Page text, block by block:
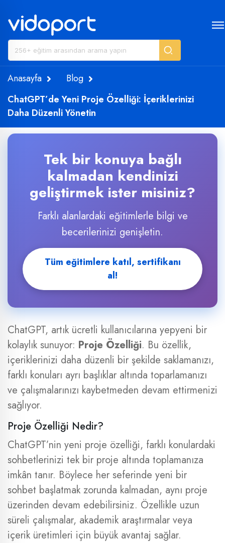
Anasayfa
Blog
ChatGPT’de Yeni Proje Özelliği: İçeriklerinizi
Daha Düzenli Yönetin
Tek bir konuya bağlı
kalmadan kendinizi
geliştirmek ister misiniz?
Farklı alanlardaki eğitimlerle bilgi ve
becerilerinizi genişletin.
Tüm eğitimlere katıl, sertifikanı
al!
ChatGPT, artık ücretli kullanıcılarına yepyeni bir
kolaylık sunuyor: Proje Özelliği. Bu özellik,
içeriklerinizi daha düzenli bir şekilde saklamanızı,
farklı konuları ayrı başlıklar altında toparlamanızı
ve çalışmalarınızı kaybetmeden devam ettirmenizi
sağlıyor.
Proje Özelliği Nedir?
ChatGPT’nin yeni proje özelliği, farklı konulardaki
sohbetlerinizi tek bir proje altında toplamanıza
imkân tanır. Böylece her seferinde yeni bir
sohbet başlatmak zorunda kalmadan, aynı proje
üzerinden devam edebilirsiniz. Özellikle uzun
süreli çalışmalar, akademik araştırmalar veya
içerik üretimleri için büyük avantaj sağlar.